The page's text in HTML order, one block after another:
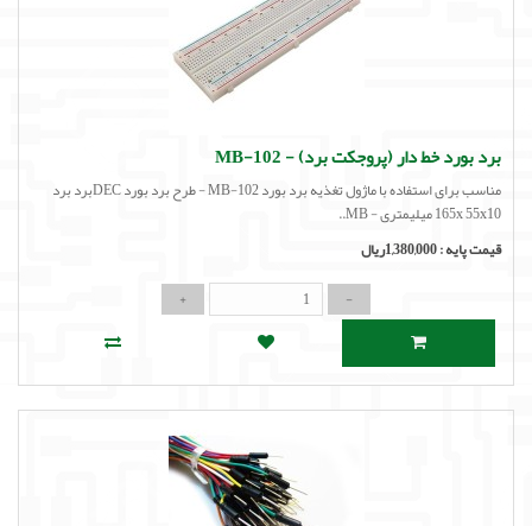
برد بورد خط دار (پروجکت برد) - MB-102
مناسب برای استفاده با ماژول تغذیه برد بورد MB-102 - طرح برد بورد DECبرد برد
165x 55x10 میلیمتری - MB..
قیمت پایه :1,380,000ریال